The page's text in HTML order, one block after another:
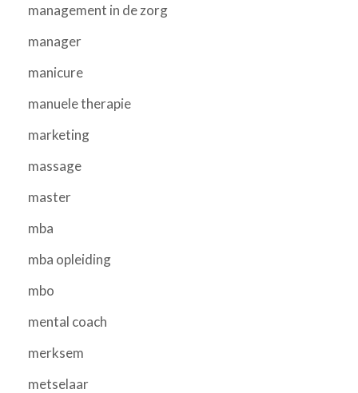
management in de zorg
manager
manicure
manuele therapie
marketing
massage
master
mba
mba opleiding
mbo
mental coach
merksem
metselaar